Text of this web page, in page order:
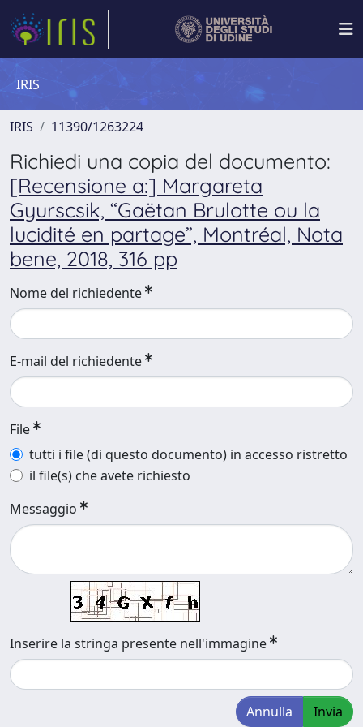
IRIS
IRIS 11390/1263224
Richiedi una copia del documento:
[Recensione a:] Margareta
Gyurscsik, “Gaëtan Brulotte ou la
lucidité en partage”, Montréal, Nota
bene, 2018, 316 pp
Nome del richiedente
E-mail del richiedente
File
tutti i file (di questo documento) in accesso ristretto
il file(s) che avete richiesto
Messaggio
Inserire la stringa presente nell'immagine
Annulla Invia